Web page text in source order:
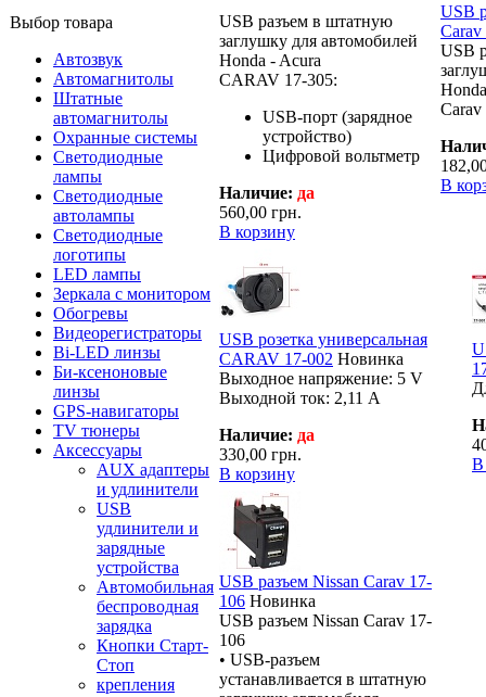
Выбор товара
Автозвук
Автомагнитолы
Штатные
автомагнитолы
Охранные системы
Светодиодные
лампы
Светодиодные
автолампы
Светодиодные
логотипы
LED лампы
Зеркала с монитором
Обогревы
Видеорегистраторы
Bi-LED линзы
Би-ксеноновые
линзы
GPS-навигаторы
TV тюнеры
Аксессуары
AUX адаптеры
и удлинители
USB
удлинители и
зарядные
устройства
Автомобильная
беспроводная
зарядка
Кнопки Старт-
Стоп
крепления
USB разъем в штатную
заглушку для автомобилей
Honda - Acura
CARAV 17-305:
USB-порт (зарядное
устройство)
Цифровой вольтметр
Наличие: да
560,00 грн.
В корзину
USB
Carav
USB
Carav
В
USB розетка универсальная
CARAV 17-002 Новинка
Выходное напряжение: 5 V
Выходной ток: 2,11 А
Наличие: да
330,00 грн.
В корзину
В
USB разъем Nissan Carav 17-
106 Новинка
USB разъем Nissan Carav 17-
106
• USB-разъем
устанавливается в штатную